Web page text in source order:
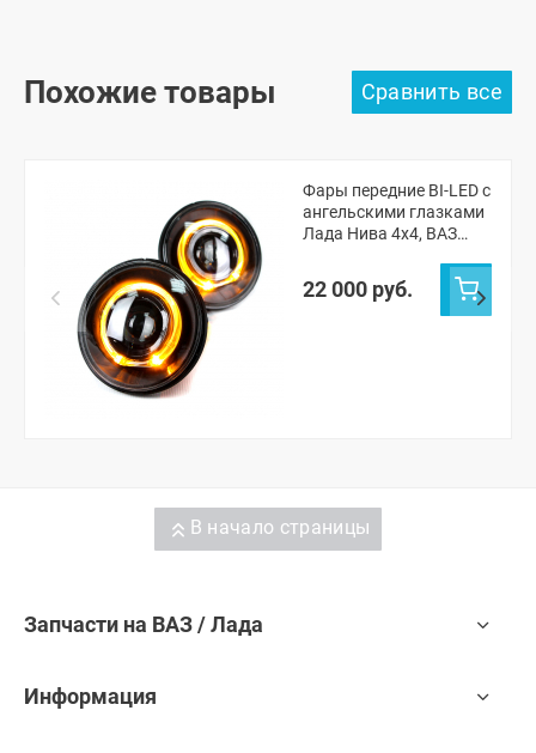
Похожие товары
Фары передние BI-LED с
ангельскими глазками
Лада Нива 4х4, ВАЗ
22 000 руб.
В начало страницы
Запчасти на ВАЗ / Лада
Информация